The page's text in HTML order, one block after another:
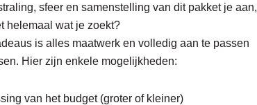
sfeer en samenstelling van dit pakket je aan,
helemaal wat je zoekt?
is alles maatwerk en volledig aan te passen
Hier zijn enkele mogelijkheden:
van het budget (groter of kleiner)